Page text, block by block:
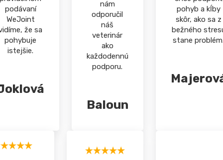
podávaní
WeJoint
že sa
pohybuje
istejšie.
nám
odporučil
náš
veterinár
ako
každodennú
podporu.
Baloun
pohyb a kĺby
skôr, ako sa z
bežného
stane